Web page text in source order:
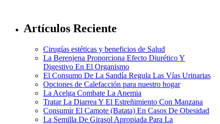
Artículos Reciente
Cirugías estéticas y beneficios de Salud
La Berenjena Proporciona Efecto Diurético Y
Digestivo En El Organismo
El Consumo De La Sandía Regula Las Vías Urinarias
Opciones de Calefacción para nuestro hogar
La Acelga Combate La Anemia
Tratar La Diarrea Y El Estreñimiento Con Manzana
Consumir El Camote (Batata) En Casos De Obesidad
La Semilla De Girasol Apropiada Para La